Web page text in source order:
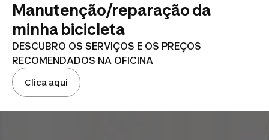
Manutenção/reparação da
minha bicicleta
DESCUBRO OS SERVIÇOS E OS PREÇOS
RECOMENDADOS NA OFICINA
Clica aqui